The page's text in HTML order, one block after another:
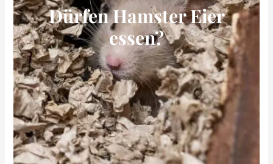
Dürfen Hamster Eier
essen?